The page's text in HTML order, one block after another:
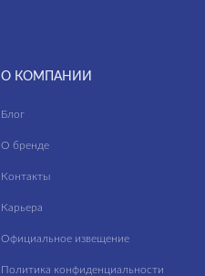
О КОМПАНИИ
Блог
О бренде
Контакты
Карьера
Официальное извещение
Политика конфиденциальности